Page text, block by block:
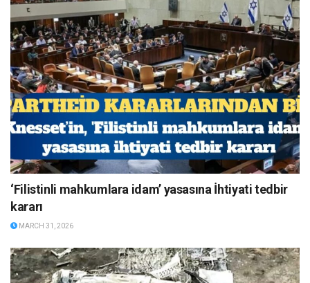
‘Filistinli mahkumlara idam’ yasasına İhtiyati tedbir
kararı
MARCH 31, 2026